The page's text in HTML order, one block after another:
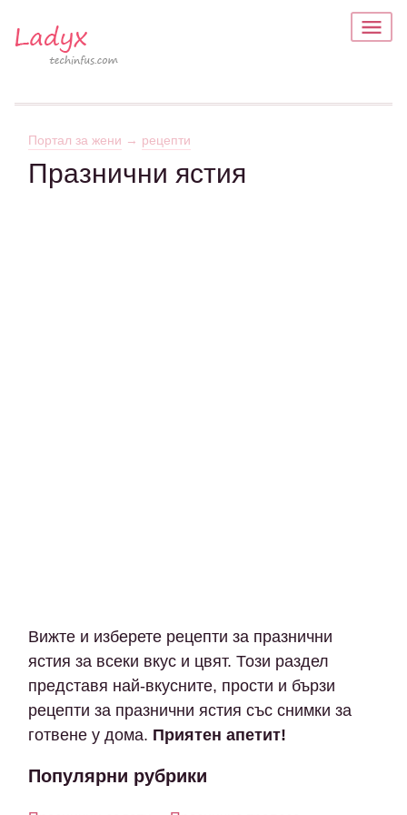
Портал за жени → рецепти
Празнични ястия
Вижте и изберете рецепти за празнични
ястия за всеки вкус и цвят. Този раздел
представя най-вкусните, прости и бързи
рецепти за празнични ястия със снимки за
готвене у дома. Приятен апетит!
Популярни рубрики